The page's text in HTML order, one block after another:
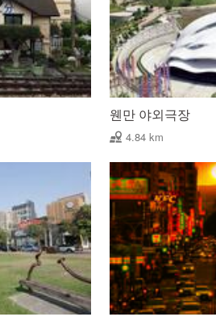
웬만 야외극장
4.84 km